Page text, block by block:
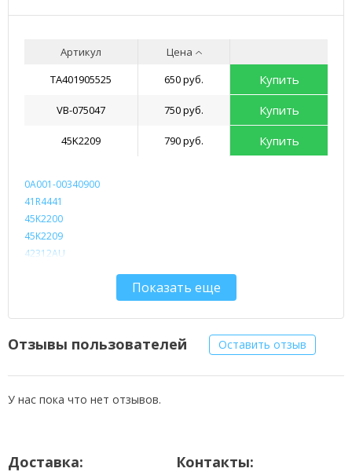
Артикул
Цена
TA401905525
650 руб. Купить
VB-075047 750 руб. Купить
45K2209 790 руб. Купить
0A001-00340900
41R4441
45K2200
45K2209
42312AU
423133U
423134U
423137U
ADP-40MH/BD
Показать еще
Отзывы пользователей Оставить отзыв
У нас пока что нет отзывов.
Доставка: Контакты: